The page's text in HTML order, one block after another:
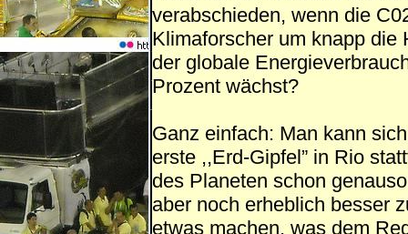
verabschieden, wenn die
Klimaforscher um knapp die
der globale
Prozent wächst?
Ganz einfach: Man kann
erste ,,Erd-Gipfel” in Rio
des Planeten schon
aber noch erheblich besser
etwas machen, was dem